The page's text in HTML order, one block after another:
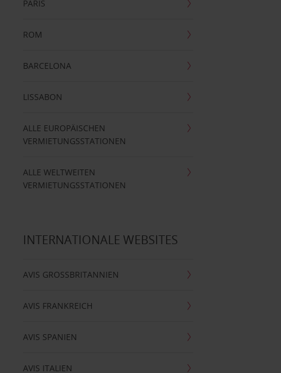
PARIS
ROM
BARCELONA
LISSABON
ALLE EUROPÄISCHEN
VERMIETUNGSSTATIONEN
ALLE WELTWEITEN
VERMIETUNGSSTATIONEN
INTERNATIONALE WEBSITES
AVIS GROSSBRITANNIEN
AVIS FRANKREICH
AVIS SPANIEN
AVIS ITALIEN